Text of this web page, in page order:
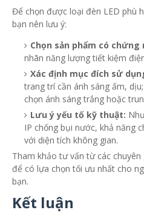
Để chọn được loại đèn LED phù
bạn nên lưu ý:
Chọn sản phẩm có
nhãn năng lượng tiết kiệm
Xác định mục đích sử
trang trí cần ánh sáng ấm,
chọn ánh sáng trắng hoặc
Lưu ý yếu tố kỹ thuật:
IP chống bụi nước, khả năng
với diện tích không gian.
Tham khảo tư vấn từ các
để có lựa chọn tối ưu nhất cho
bạn.
Kết luận